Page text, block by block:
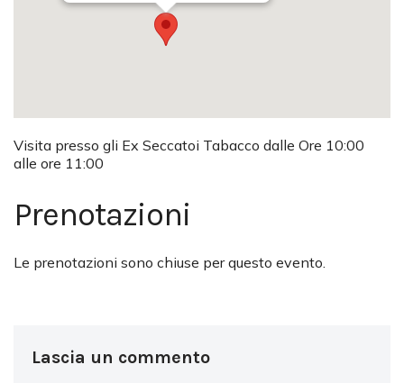
Visita presso gli Ex Seccatoi Tabacco dalle Ore 10:00
alle ore 11:00
Prenotazioni
Le prenotazioni sono chiuse per questo evento.
Lascia un commento